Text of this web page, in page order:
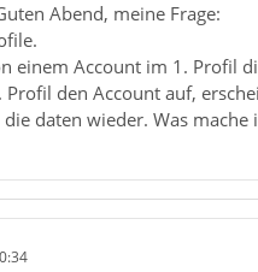
Abend, meine Frage:
einem Account im 1. Profil
den Account auf,
daten wieder. Was